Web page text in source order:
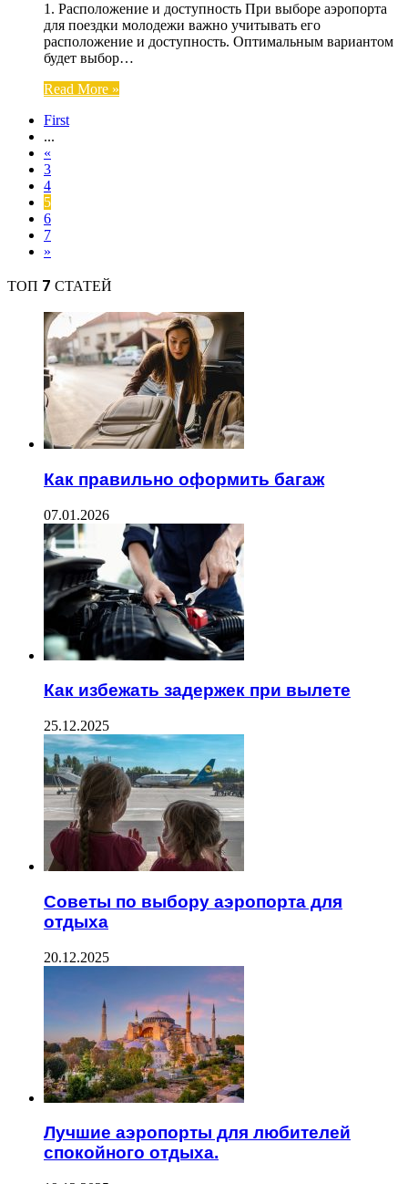
1. Расположение и доступность При выборе аэропорта
для поездки молодежи важно учитывать его
расположение и доступность. Оптимальным вариантом
будет выбор…
Read More »
First
...
«
3
4
5
6
7
»
ТОП 7 СТАТЕЙ
Как правильно оформить багаж
07.01.2026
Как избежать задержек при вылете
25.12.2025
Советы по выбору аэропорта для
отдыха
20.12.2025
Лучшие аэропорты для любителей
спокойного отдыха.